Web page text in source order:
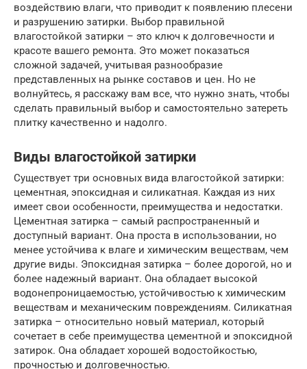
воздействию влаги, что приводит к появлению плесени
и разрушению затирки. Выбор правильной
влагостойкой затирки – это ключ к долговечности и
красоте вашего ремонта. Это может показаться
сложной задачей, учитывая разнообразие
представленных на рынке составов и цен. Но не
волнуйтесь, я расскажу вам все, что нужно знать, чтобы
сделать правильный выбор и самостоятельно затереть
плитку качественно и надолго.
Виды влагостойкой затирки
Существует три основных вида влагостойкой затирки:
цементная, эпоксидная и силикатная. Каждая из них
имеет свои особенности, преимущества и недостатки.
Цементная затирка – самый распространенный и
доступный вариант. Она проста в использовании, но
менее устойчива к влаге и химическим веществам, чем
другие виды. Эпоксидная затирка – более дорогой, но и
более надежный вариант. Она обладает высокой
водонепроницаемостью, устойчивостью к химическим
веществам и механическим повреждениям. Силикатная
затирка – относительно новый материал, который
сочетает в себе преимущества цементной и эпоксидной
затирок. Она обладает хорошей водостойкостью,
прочностью и долговечностью.